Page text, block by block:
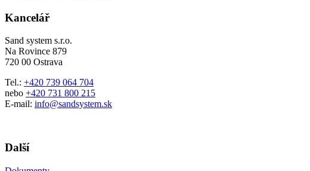
Kancelář
Sand system s.r.o.
Na Rovince 879
720 00 Ostrava
Tel.: +420 739 064 704
nebo +420 731 800 215
E-mail: info@sandsystem.sk
Další